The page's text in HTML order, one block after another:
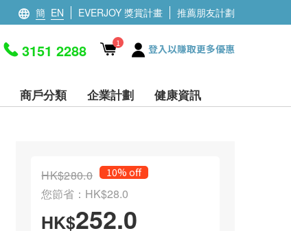
簡 EN EVERJOY 獎賞計畫 推薦朋友計劃
3151 2288 1 登入以賺取更多優惠
商戶分類 企業計劃 健康資訊
HK$280.0 10% off
您節省：HK$28.0
HK$252.0